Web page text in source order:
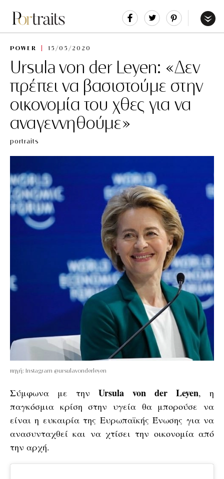
Share Tweet
POWER 15/05/2020
Ursula von der Leyen: «Δεν
πρέπει να βασιστούμε στην
οικονομία του χθες για να
αναγεννηθούμε»
portraits
πηγή: Instagram @ursulavonderleyen
Σύμφωνα με την Ursula von der Leyen, η
παγκόσμια κρίση στην υγεία θα μπορούσε να
είναι η ευκαιρία της Ευρωπαϊκής Ένωσης για να
ανασυνταχθεί και να χτίσει την οικονομία από
την αρχή.